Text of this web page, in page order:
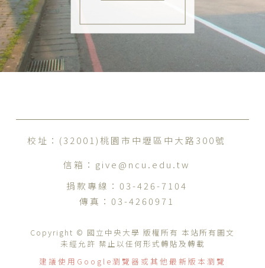
校址：(32001)桃園市中壢區中大路300號
信箱： give@ncu.edu.tw
捐款專線： 03-426-7104
傳真： 03-4260971
Copyright © 國立中央大學 版權所有 本站所有圖文
未經允許 禁止以任何形式轉貼及轉載
建議使用Google瀏覽器或其他最新版本瀏覽